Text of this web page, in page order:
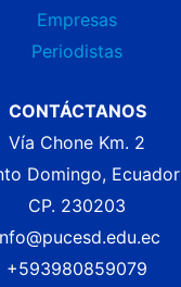
Empresas
Periodistas
CONTÁCTANOS
Vía Chone Km. 2
Domingo, Ecuador
CP. 230203
+593980859079